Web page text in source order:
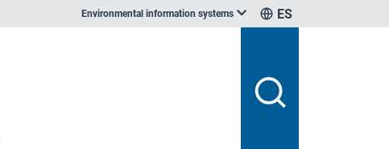
Environmental information systems ES